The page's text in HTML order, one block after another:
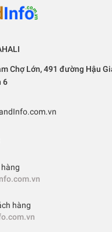
Chợ Lớn, 491 đường Hậu
6
hàng